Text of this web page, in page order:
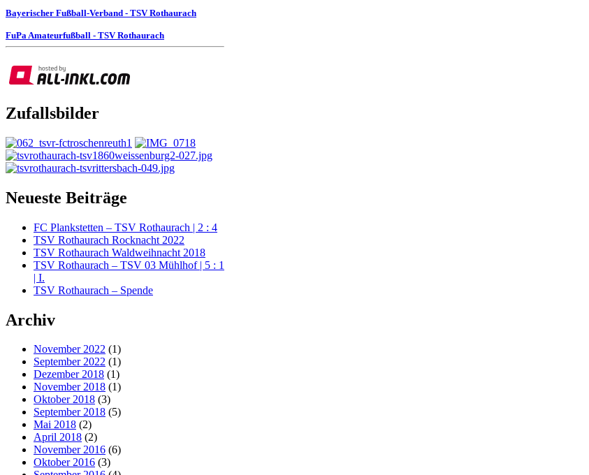
Bayerischer Fußball-Verband - TSV Rothaurach
FuPa Amateurfußball - TSV Rothaurach
Zufallsbilder
Neueste Beiträge
FC Plankstetten – TSV Rothaurach | 2 : 4
TSV Rothaurach Rocknacht 2022
TSV Rothaurach Waldweihnacht 2018
TSV Rothaurach – TSV 03 Mühlhof | 5 : 1
| I.
TSV Rothaurach – Spende
Archiv
November 2022 (1)
September 2022 (1)
Dezember 2018 (1)
November 2018 (1)
Oktober 2018 (3)
September 2018 (5)
Mai 2018 (2)
April 2018 (2)
November 2016 (6)
Oktober 2016 (3)